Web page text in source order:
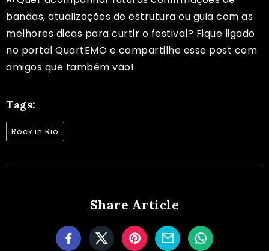
bandas, atualizações de estrutura ou guia com as
melhores dicas para curtir o festival? Fique ligado
no portal QuartEMO e compartilhe esse post com
amigos que também vão!
Tags:
Rock in Rio
Share Article